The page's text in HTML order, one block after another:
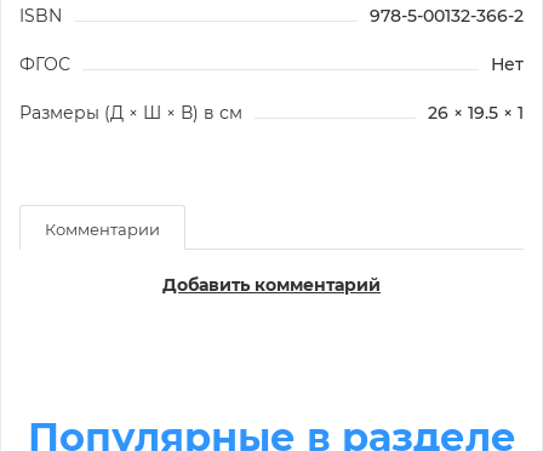
ISBN 978-5-00132-366-2
ФГОС Нет
Размеры (Д × Ш × В) в см 26 × 19.5 × 1
Комментарии
Добавить комментарий
Популярные в разделе